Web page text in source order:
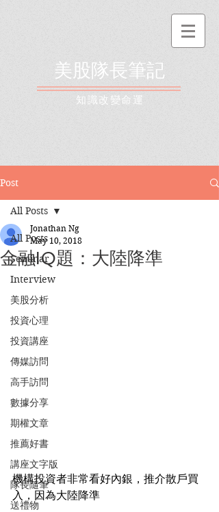
美股隊長筆記
​知識改變命運
Post
All Posts
Seminar
Interview
美股分析
投資心理
投資講座
傳媒訪問
高手訪問
數據分享
期權文章
推薦好書
講座文字版
隊長隨筆
送禮物
All Posts
金融IQ題：大陸降準
Jonathan Ng
May 10, 2018
機構投資者非常看好內銀，推介散戶買
入，因為大陸降準